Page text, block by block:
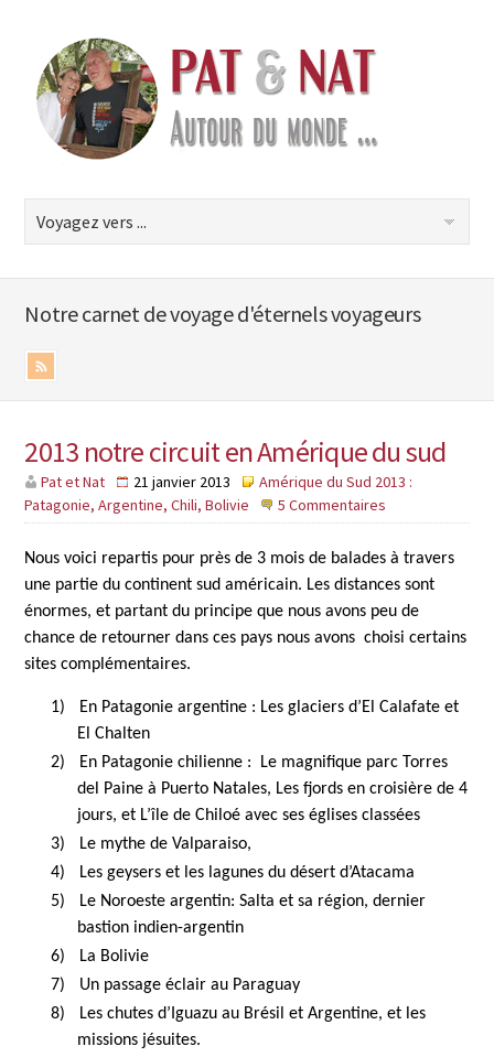
Notre carnet de voyage d'éternels voyageurs
2013 notre circuit en Amérique du sud
Pat et Nat 21 janvier 2013
Amérique du Sud 2013 :
Patagonie, Argentine, Chili, Bolivie
5 Commentaires
Nous voici repartis pour près de 3 mois de balades à travers
une partie du continent sud américain. Les distances sont
énormes, et partant du principe que nous avons peu de
chance de retourner dans ces pays nous avons choisi certains
sites complémentaires.
1)
En Patagonie argentine : Les glaciers d’El Calafate et
El Chalten
2)
En Patagonie chilienne :
Le magnifique parc Torres
del Paine à Puerto Natales, Les fjords en croisière de 4
jours, et L’île de Chiloé avec ses églises classées
3)
Le mythe de Valparaiso,
4)
Les geysers et les lagunes du désert d’Atacama
5)
Le Noroeste argentin: Salta et sa région, dernier
bastion indien-argentin
6)
La Bolivie
7)
Un passage éclair au Paraguay
8)
Les chutes d’Iguazu au Brésil et Argentine, et les
missions jésuites.